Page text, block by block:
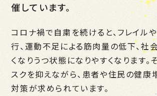
催しています。
コロナ禍で自粛を続けると、フレイル
行、運動不足による筋肉量の低下、社
くなりうつ状態になりやすくなります。
スクを抑えながら、患者や住民の健康
対策が求められています。